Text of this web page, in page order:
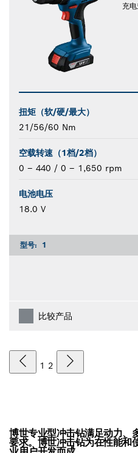
充
扭矩（软/硬/最大）
21/56/60 Nm
空载转速（1档/2档）
0 – 440 / 0 – 1,650 rpm
电池电压
18.0 V
型号: 1
比较产品
1 2
博世专业型冲击钻满足动力、
要求。博世冲击钻为在性能和